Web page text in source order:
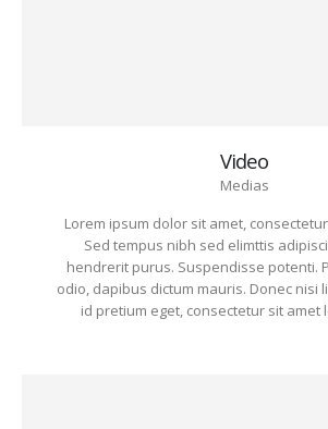
Video
Medias
Lorem ipsum dolor sit amet,
Sed tempus nibh sed elimttis
hendrerit purus. Suspendisse potenti.
odio, dapibus dictum mauris. Donec nisi
id pretium eget, consectetur sit amet